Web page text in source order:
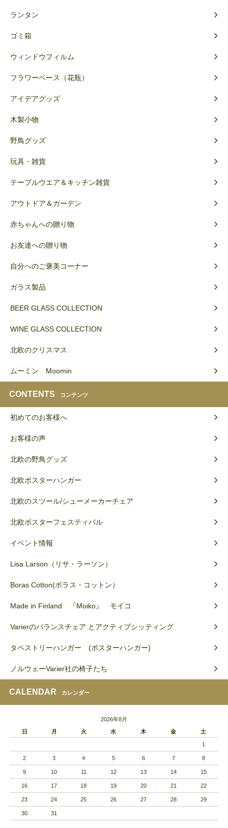
ランタン
ゴミ箱
ウィンドウフィルム
フラワーベース（花瓶）
アイデアグッズ
木製小物
野鳥グッズ
玩具・雑貨
テーブルウエア＆キッチン雑貨
アウトドア＆ガーデン
赤ちゃんへの贈り物
お友達への贈り物
自分へのご褒美コーナー
ガラス製品
BEER GLASS COLLECTION
WINE GLASS COLLECTION
北欧のクリスマス
ムーミン Moomin
CONTENTS コンテンツ
初めてのお客様へ
お客様の声
北欧の野鳥グッズ
北欧ポスターハンガー
北欧のスツール/シューメーカーチェア
北欧ポスターフェスティバル
イベント情報
Lisa Larson（リサ・ラーソン）
Boras Cotton(ボラス・コットン）
Made in Finland 『Moiko』 モイコ
Varierのバランスチェア とアクティブシッティング
タペストリーハンガー (ポスターハンガー)
ノルウェーVarier社の椅子たち
CALENDAR カレンダー
2026年8月
日
月 火 水 木 金 土
1
2 3 4 5 6 7 8
9 10 11 12 13 14 15
16 17 18 19 20 21 22
23 24 25 26 27 28 29
30 31